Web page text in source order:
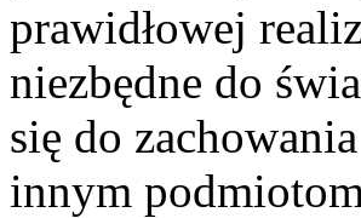
prawidłowej
niezbędne do
się do
innym